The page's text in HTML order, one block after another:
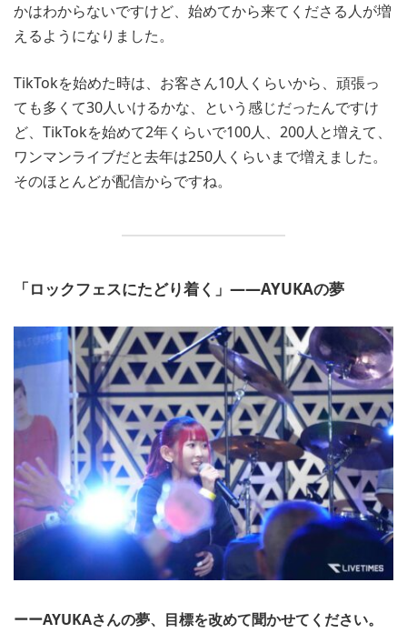
かはわからないですけど、始めてから来てくださる人が増
えるようになりました。
TikTokを始めた時は、お客さん10人くらいから、頑張っ
ても多くて30人いけるかな、という感じだったんですけ
ど、TikTokを始めて2年くらいで100人、200人と増えて、
ワンマンライブだと去年は250人くらいまで増えました。
そのほとんどが配信からですね。
「ロックフェスにたどり着く」――AYUKAの夢
ーーAYUKAさんの夢、目標を改めて聞かせてください。